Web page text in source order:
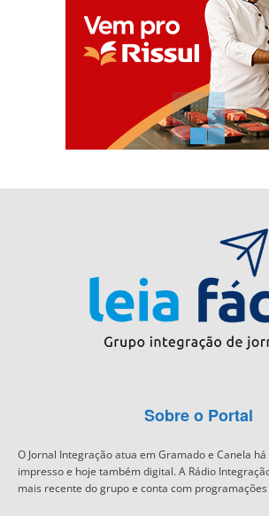
Sobre o Portal
O Jornal Integração atua em Gramado e Canela
impresso e hoje também digital. A Rádio
mais recente do grupo e conta com